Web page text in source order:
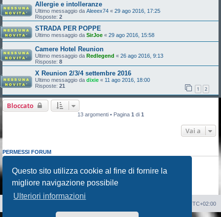
Questo sito utilizza cookie al fine di fornire la
migliore navigazione possibile
Ulteriori informazioni
Allergie e intolleranze
Ultimo messaggio da Aleeex74 « 29 ago 2016, 17:25
Risposte: 2
STRADA PER POPPE
Ultimo messaggio da SirJoe « 29 ago 2016, 15:58
Camere Hotel Reunion
Ultimo messaggio da Redlegend « 26 ago 2016, 9:13
Risposte: 8
X Reunion 2/3/4 settembre 2016
Ultimo messaggio da dixie « 11 ago 2016, 18:00
Risposte: 21 1 2
Bloccato
13 argomenti • Pagina 1 di 1
Vai a
PERMESSI FORUM
Non puoi rispondere negli argomenti
Non puoimodificare i tuoi messaggi
Non puoi cancellare i tuoi messaggi
Non puoi
inviare allegati
UTC+02:00